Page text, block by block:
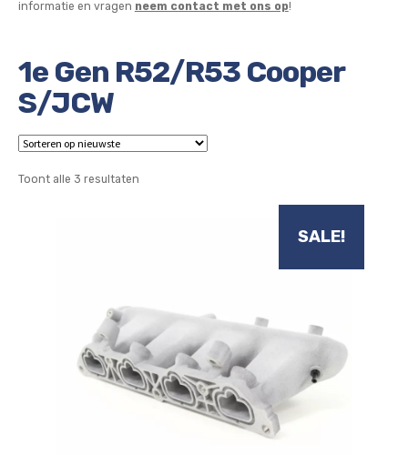
1e Gen R52/R53 Cooper
S/JCW
Toont alle 3 resultatenGesorteerd
SALE!
informatie en vragen neem contact met ons op!